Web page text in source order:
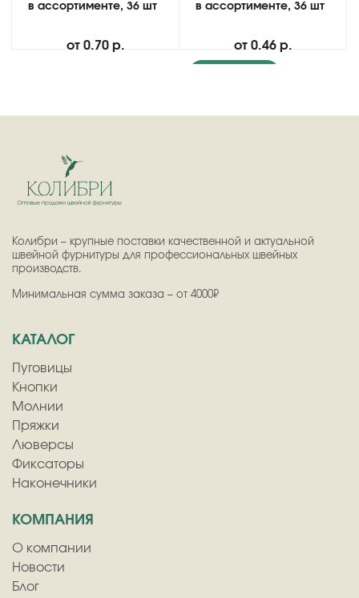
в ассортименте, 36 шт
от 0.70 р.
в ассортименте, 36 шт
от 0.46 р.
Колибри – крупные поставки качественной и актуальной
швейной фурнитуры для профессиональных швейных
производств.
Минимальная сумма заказа – от 4000₽
КАТАЛОГ
Пуговицы
Кнопки
Молнии
Пряжки
Люверсы
Фиксаторы
Наконечники
КОМПАНИЯ
О компании
Новости
Блог